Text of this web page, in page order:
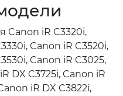
Canon iR C3320i,
Canon iR C3520i,
Canon iR C3025,
DX C3725i, Canon iR
iR DX C3822i,